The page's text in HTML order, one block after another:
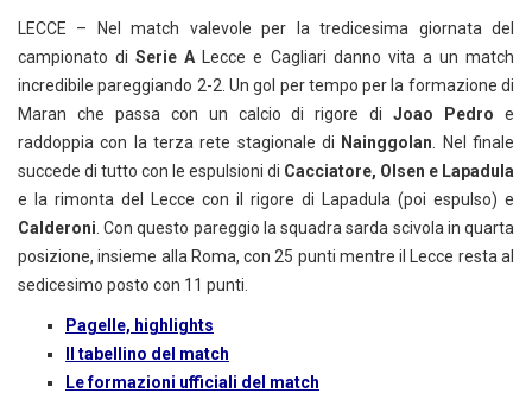
LECCE – Nel match valevole per la tredicesima giornata del
campionato di Serie ALecce e Cagliari danno vita a un match
incredibile pareggiando 2-2. Un gol per tempo per la formazione di
Maran che passa con un calcio di rigore diJoao Pedro e
raddoppia con la terza rete stagionale di Nainggolan. Nel finale
succede di tutto con le espulsioni di Cacciatore, Olsen e Lapadula
e la rimonta del Lecce con il rigore di Lapadula (poi espulso) e
Calderoni. Con questo pareggio la squadra sarda scivola in quarta
posizione, insieme alla Roma, con 25 punti mentre il Lecce resta al
sedicesimo posto con 11 punti.
Pagelle, highlights
Il tabellino del match
Le formazioni ufficiali del match